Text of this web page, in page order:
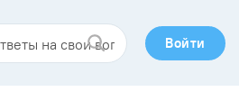
Войти